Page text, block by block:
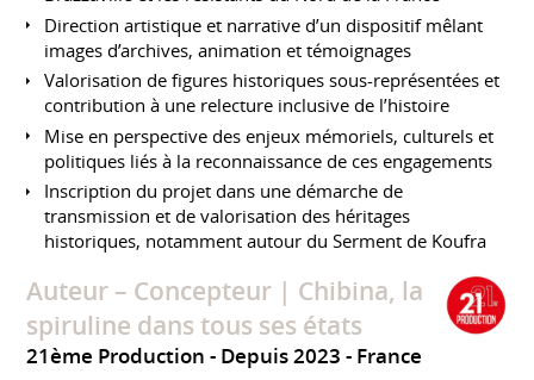
Direction artistique et narrative d’un dispositif mêlant
images d’archives, animation et témoignages
Valorisation de figures historiques sous-représentées et
contribution à une relecture inclusive de l’histoire
Mise en perspective des enjeux mémoriels, culturels et
politiques liés à la reconnaissance de ces engagements
Inscription du projet dans une démarche de
transmission et de valorisation des héritages
historiques, notamment autour du Serment de Koufra
Auteur – Concepteur | Chibina, la
spiruline dans tous ses états
21ème Production Depuis 2023 France